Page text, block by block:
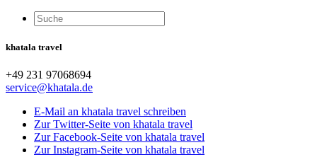
khatala travel
+49 231 97068694
service@khatala.de
E-Mail an khatala travel schreiben
Zur Twitter-Seite von khatala travel
Zur Facebook-Seite von khatala travel
Zur Instagram-Seite von khatala travel